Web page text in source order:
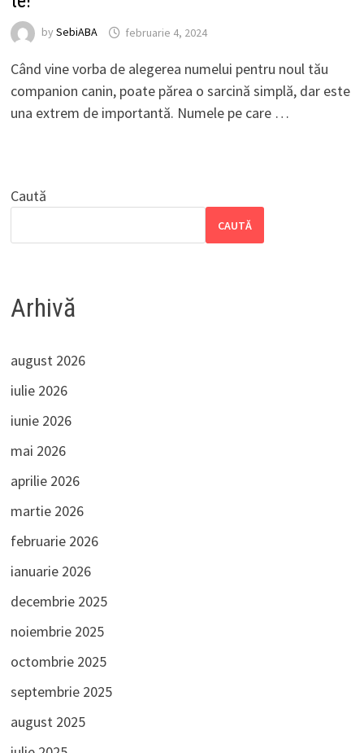
by SebiABA februarie 4, 2024
Când vine vorba de alegerea numelui pentru noul tău
companion canin, poate părea o sarcină simplă, dar este
una extrem de importantă. Numele pe care …
Caută
CAUTĂ
Arhivă
august 2026
iulie 2026
iunie 2026
mai 2026
aprilie 2026
martie 2026
februarie 2026
ianuarie 2026
decembrie 2025
noiembrie 2025
octombrie 2025
septembrie 2025
august 2025